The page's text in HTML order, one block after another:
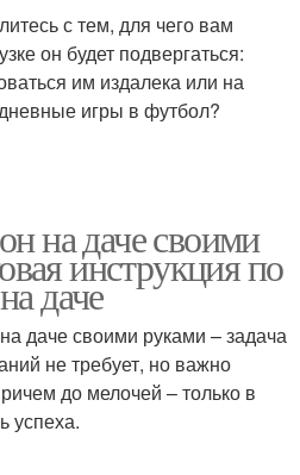
с тем, для чего вам
он будет подвергаться:
им издалека или на
игры в футбол?
на даче своими
инструкция по
даче
даче своими руками – задача
не требует, но важно
до мелочей – только в
успеха.